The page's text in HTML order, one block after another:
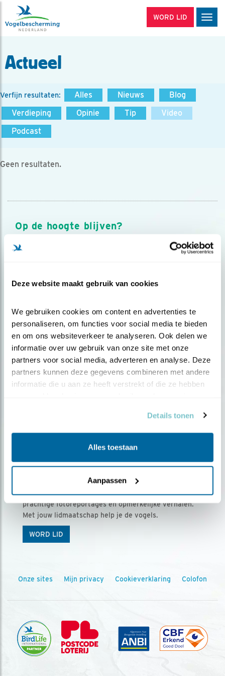
Deze website maakt gebruik van cookies
We gebruiken cookies om content en advertenties te
personaliseren, om functies voor social media te bieden
en om ons websiteverkeer te analyseren. Ook delen we
informatie over uw gebruik van onze site met onze
partners voor social media, adverteren en analyse. Deze
partners kunnen deze gegevens combineren met andere
informatie die u aan ze heeft verstrekt of die ze hebben
Details tonen
Alles toestaan
Aanpassen
WORD LID
Actueel
Verfijn resultaten: Alles Nieuws
Blog
Verdieping
Opinie Tip
Video
Podcast
Geen resultaten.
Op de hoogte blijven?
Meld je aan en ontvang nieuws, inspiratie, acties en tips
over vogels en activiteiten van Vogelbescherming.
Ontvang 5 x Vogels voor € 36,00 per jaar
Vogels is het tijdschrift voor onze leden, met
prachtige fotoreportages en opmerkelijke verhalen.
Met jouw lidmaatschap help je de vogels.
WORD LID
Onze sites Mijn privacy Cookieverklaring Colofon